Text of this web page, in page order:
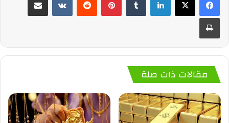
مقالات ذات صلة